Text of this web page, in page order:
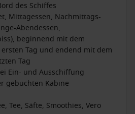
des Schiffes
Mittagessen, Nachmittags-
Abendessen,
beginnend mit dem
Tag und endend mit dem
Tag
Ein- und Ausschiffung
gebuchten Kabine
Tee, Säfte, Smoothies, Vero